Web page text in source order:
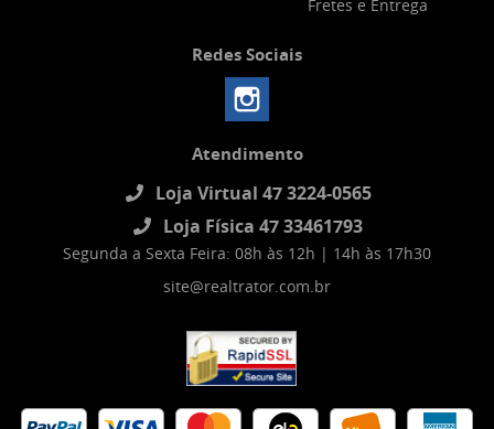
Fretes e Entrega
Redes Sociais
Atendimento
Loja Virtual 47 3224-0565
Loja Física 47 33461793
Segunda a Sexta Feira: 08h às 12h | 14h às 17h30
site@realtrator.com.br